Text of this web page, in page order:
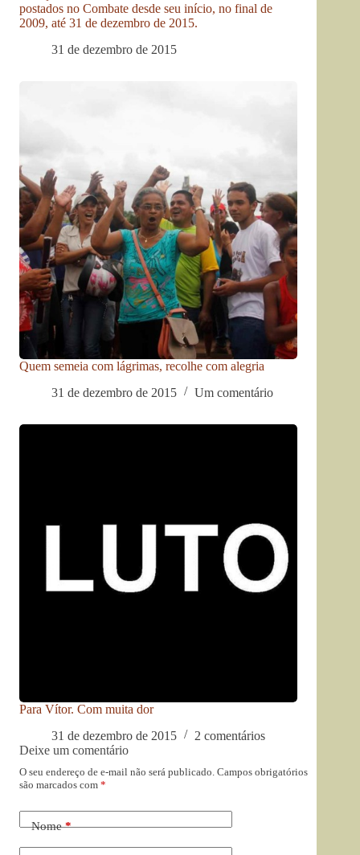
postados no Combate desde seu início, no final de
2009, até 31 de dezembro de 2015.
31 de dezembro de 2015
Quem semeia com lágrimas, recolhe com alegria
31 de dezembro de 2015
Um comentário
Para Vítor. Com muita dor
31 de dezembro de 2015
2 comentários
Deixe um comentário
O seu endereço de e-mail não será publicado. Campos obrigatórios
são marcados com *
Nome*